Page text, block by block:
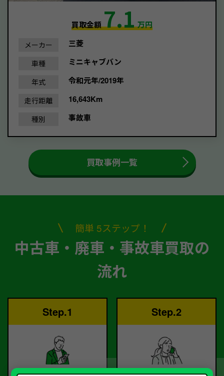
買取金額7.1万円
メーカー 三菱
車種 ミニキャブバン
年式 令和元年/2019年
走行距離 16,643Km
種別 事故車
買取事例一覧
簡単 5ステップ！
中古車・廃車・事故車買取の
流れ
Step.1 Step.2